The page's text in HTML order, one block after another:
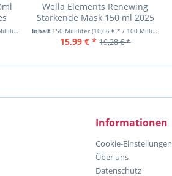
Wella Elements Renewing
Stärkende Mask 150 ml 2025
Inhalt 150 Milliliter(10,66 € * / 100 Milliliter)
15,99 € * 19,28 € *
Informationen
Cookie-Einstellungen
Über uns
Datenschutz